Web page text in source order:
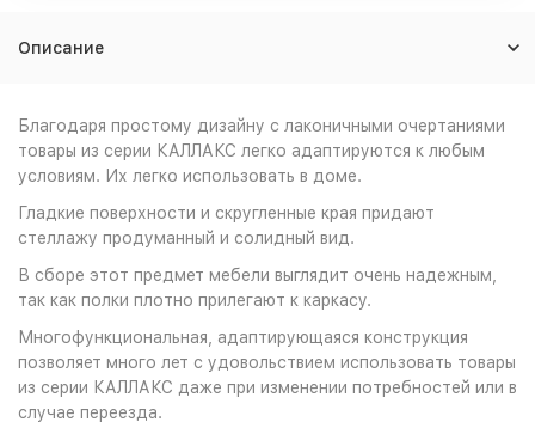
Описание
Благодаря простому дизайну с лаконичными очертаниями
товары из серии КАЛЛАКС легко адаптируются к любым
условиям. Их легко использовать в доме.
Гладкие поверхности и скругленные края придают
стеллажу продуманный и солидный вид.
В сборе этот предмет мебели выглядит очень надежным,
так как полки плотно прилегают к каркасу.
Многофункциональная, адаптирующаяся конструкция
позволяет много лет с удовольствием использовать товары
из серии КАЛЛАКС даже при изменении потребностей или в
случае переезда.